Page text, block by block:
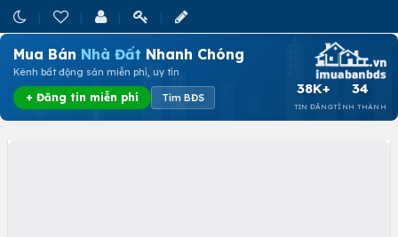
Mua Bán Nhà Đất Nhanh Chóng
Kênh bất động sản miễn phí, uy tín
+ Đăng tin miễn phí Tìm BĐS
38K+
TIN ĐĂNG
34
TỈNH THÀNH